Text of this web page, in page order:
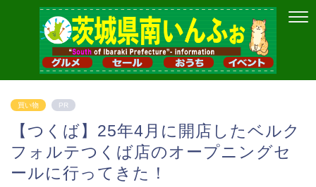
買い物 PR
【つくば】25年4月に開店したベルク
フォルテつくば店のオープニングセ
ールに行ってきた！